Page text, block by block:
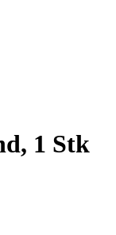
1 Stk